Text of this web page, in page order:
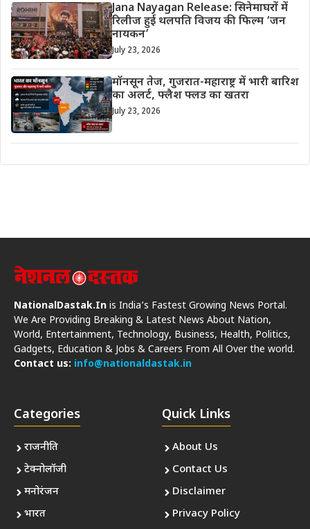
Jana Nayagan Release: सिनेमाघरों में
रिलीज हुई थलपति विजय की फिल्म ‘जन
नायकन’
July 23, 2026
मॉनसून तेज, गुजरात-महाराष्ट्र में भारी बारिश
का अलर्ट, फ्लैश फ्लड का खतरा
July 23, 2026
NationalDastak.In is India’s Fastest Growing News Portal.
We Are Providing Breaking & Latest News About Nation,
World, Entertainment, Technology, Business, Health, Politics,
Gadgets, Education & Jobs & Careers From All Over the world.
Contact us: info@nationaldastak.in
Categories
राजनीति
टेक्नोलॉजी
मनोरंजन
भारत
Quick Links
About Us
Contact Us
Disclaimer
Privacy Policy